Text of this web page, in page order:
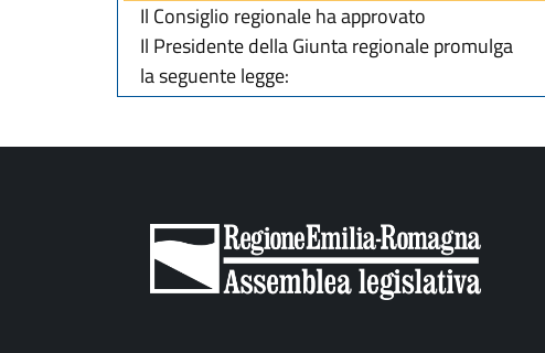
Il Consiglio regionale ha approvato
Il Presidente della Giunta regionale promulga
la seguente legge: